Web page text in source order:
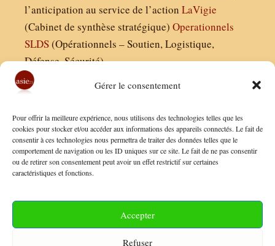
Gérer le consentement
Pour offrir la meilleure expérience, nous utilisons des technologies telles que les
cookies pour stocker et/ou accéder aux informations des appareils connectés. Le fait de
consentir à ces technologies nous permettra de traiter des données telles que le
comportement de navigation ou les ID uniques sur ce site. Le fait de ne pas consentir
ou de retirer son consentement peut avoir un effet restrictif sur certaines
caractéristiques et fonctions.
Accepter
Refuser
l’anticipation au service de l’action LaVigie
(Cabinet de synthèse stratégique) Operationnels
SLDS(Opérationnels – Soutien, Logistique,
Défense, Sécurité)
Finaldées EURL
Siège social : 13 avenue Boudon, 75016, Paris
Nous contacter
Conditions Générales de Vente
Politique de Confidentialité